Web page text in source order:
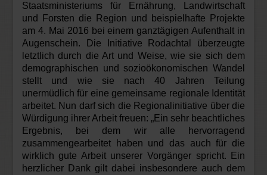
Staatsministeriums für Ernährung, Landwirtschaft
und Forsten die Region und beispielhafte Projekte
am 4. Mai 2016 bei einem ganztägigen Aufenthalt in
Augenschein. Die Initiative Rodachtal überzeugte
letztlich durch die Art und Weise, wie sie sich dem
demographischen und sozioökonomischen Wandel
stellt und wie sie nach 40 Jahren Teilung
unermüdlich für eine gemeinsame regionale Identität
arbeitet. Nun darf sich die Regionalinitiative über die
Würdigung ihrer Arbeit freuen: „Ein sehr beachtliches
Ergebnis, bei dem wir alle hervorragend
zusammengearbeitet haben und das auch für die
wirklich gute Arbeit unserer Vorgänger spricht. Ein
herzlicher Dank gilt dabei insbesondere auch dem